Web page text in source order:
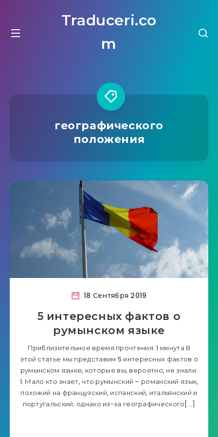
Traduceri.co
m
географического
положения
18 Сентября 2019
5 интересных фактов о
румынском языке
Приблизительное время прочтения: 1 минута В
этой статье мы представим 5 интересных фактов о
румынском языке, которые вы, вероятно, не знали:
1. Мало кто знает, что румынский – романский язык,
похожий на французский, испанский, итальянский и
португальский; однако из-за географического[…]